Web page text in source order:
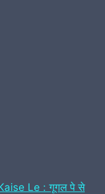
Le : गूगल पे से